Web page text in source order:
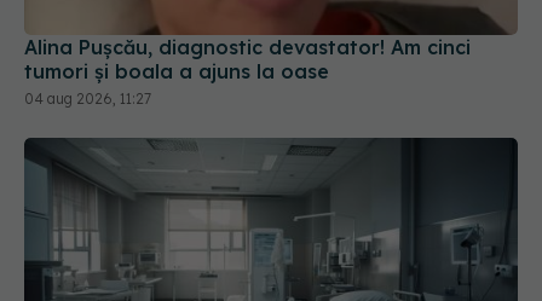
Alina Pușcău, diagnostic devastator! Am cinci
tumori și boala a ajuns la oase
04 aug 2026, 11:27